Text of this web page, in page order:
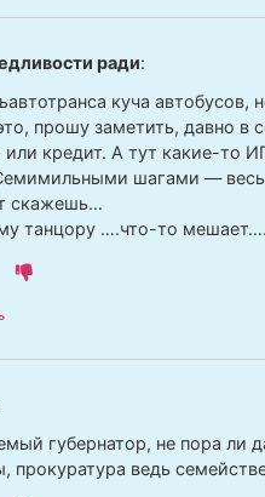
ради:
куча автобусов,
прошу заметить, давно в
или кредит. А тут какие-то
шагами — весь
скажешь…
танцору ….что-то
губернатор, не пора ли
прокуратура ведь